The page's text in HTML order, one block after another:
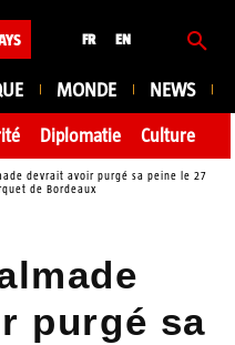
FR EN
MONDE NEWS
Diplomatie Culture
devrait avoir purgé sa peine le 27
de Bordeaux
purgé sa